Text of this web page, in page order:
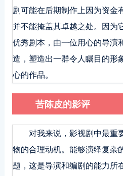
剧可能在后期制作上因为资金
并不能掩盖其卓越之处。因为
优秀剧本，由一位用心的导演
造，塑造出一群令人瞩目的形
心的作品。
苦陈皮的影评
对我来说，影视剧中最重
物的合理动机。能够演绎复杂
题，这是导演和编剧的能力所